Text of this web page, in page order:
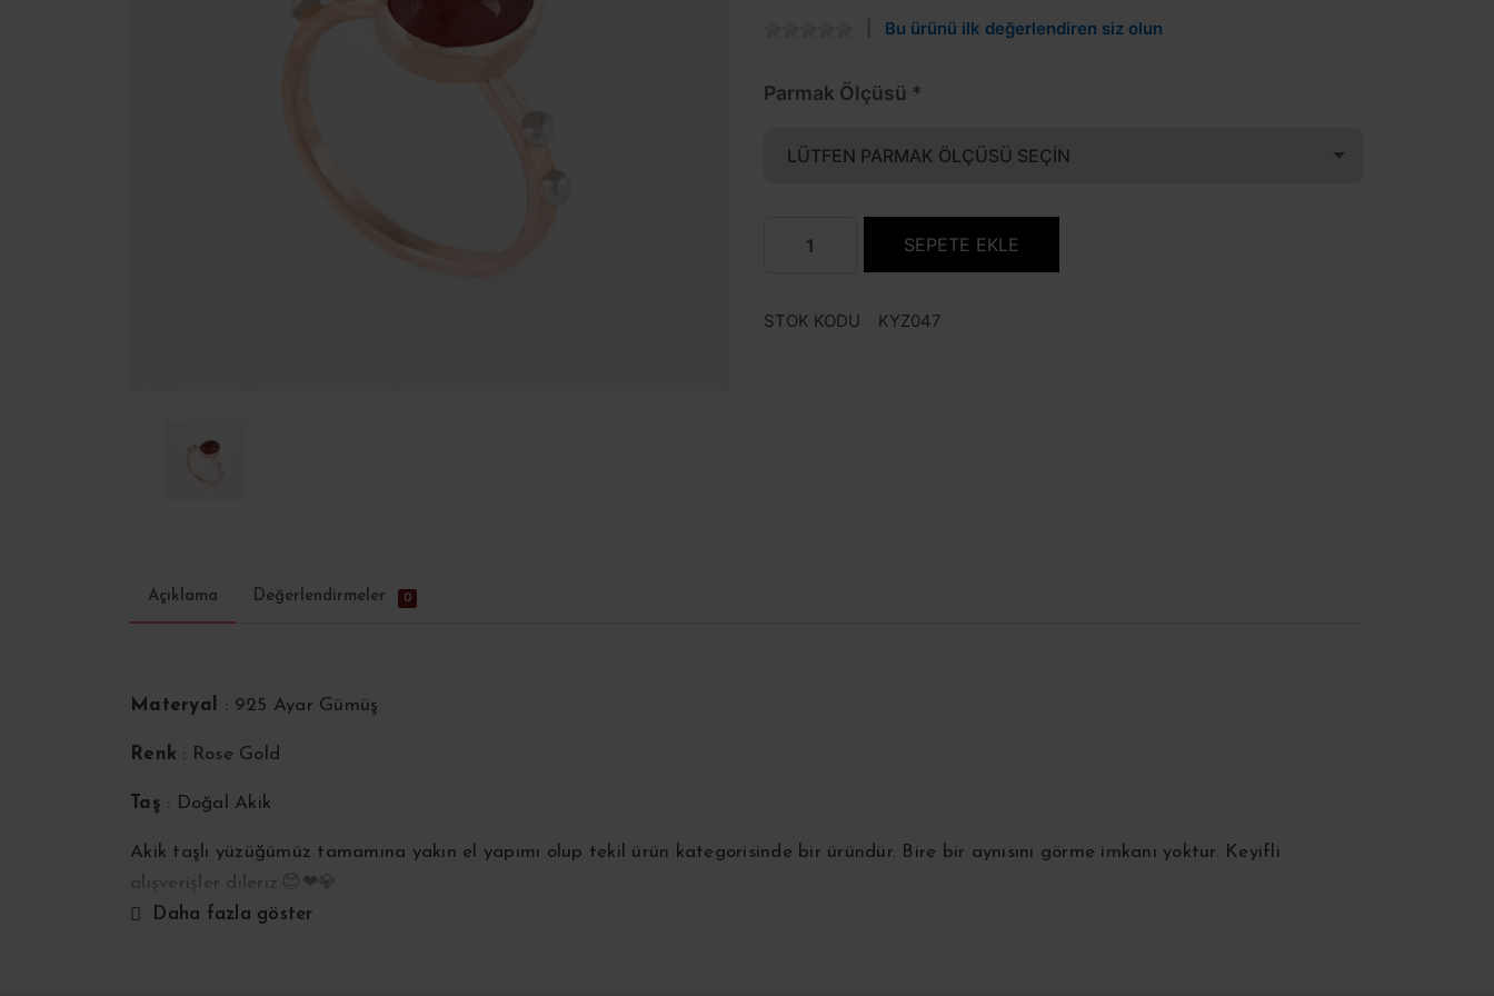
Bu ürünü ilk değerlendiren siz olun
Parmak Ölçüsü
LÜTFEN PARMAK ÖLÇÜSÜ SEÇIN
SEPETE EKLE
STOK KODU KYZ047
Açıklama Değerlendirmeler 0
Materyal : 925 Ayar Gümüş
Renk : Rose Gold
Taş : Doğal Akik
Akik taşlı yüzüğümüz tamamına yakın el yapımı olup tekil ürün kategorisinde bir üründür. Bire bir aynısını görme imkanı yoktur. Keyifli
alışverişler dileriz.😊❤💎
Daha fazla göster